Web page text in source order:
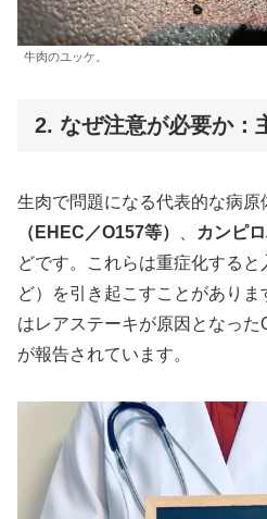
牛肉のユッケ。
2. なぜ注意が必要か：
生肉で問題になる代表的な病原
（EHEC／O157等）
カンピ
どです。これらは重症化する
ど）を引き起こすことがあり
はレアステーキが原因となっ
が報告されています。